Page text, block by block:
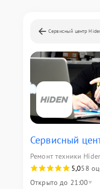
Сервисный центр
Сервисный
Ремонт техники
5,058
Открыто до 21:00